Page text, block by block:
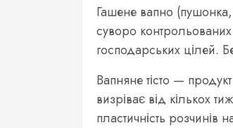
Гашене вапно
суворо
господарських цілей.
Вапняне тісто —
визріває від кількох
пластичність розчинів